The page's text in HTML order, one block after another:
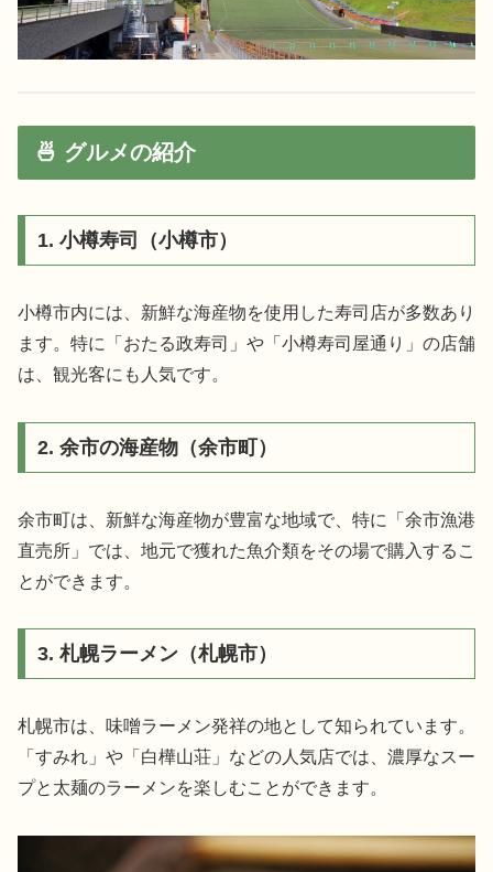
🍜 グルメの紹介
1. 小樽寿司（小樽市）
小樽市内には、新鮮な海産物を使用した寿司店が多数あり
ます。特に「おたる政寿司」や「小樽寿司屋通り」の店舗
は、観光客にも人気です。
2. 余市の海産物（余市町）
余市町は、新鮮な海産物が豊富な地域で、特に「余市漁港
直売所」では、地元で獲れた魚介類をその場で購入するこ
とができます。
3. 札幌ラーメン（札幌市）
札幌市は、味噌ラーメン発祥の地として知られています。
「すみれ」や「白樺山荘」などの人気店では、濃厚なスー
プと太麺のラーメンを楽しむことができます。